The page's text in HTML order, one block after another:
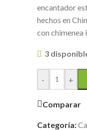
encantador
hechos en
con chimenea
3
- +
Comparar
Categoría: